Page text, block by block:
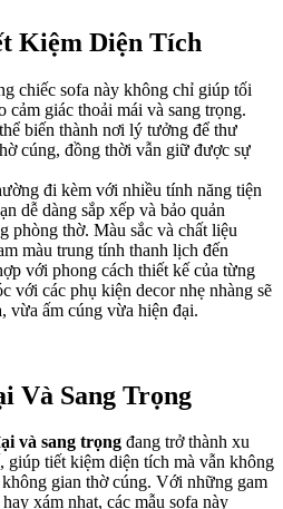
Kiệm Diện Tích
chiếc sofa này không chỉ giúp tối
cảm giác thoải mái và sang trọng.
biến thành nơi lý tưởng để thư
cúng, đồng thời vẫn giữ được sự
đi kèm với nhiều tính năng tiện
dễ dàng sắp xếp và bảo quản
phòng thờ. Màu sắc và chất liệu
màu trung tính thanh lịch đến
với phong cách thiết kế của từng
với các phụ kiện decor nhẹ nhàng sẽ
vừa ấm cúng vừa hiện đại.
Và Sang Trọng
và sang trọng đang trở thành xu
giúp tiết kiệm diện tích mà vẫn không
gian thờ cúng. Với những gam
xám nhạt, các mẫu sofa này